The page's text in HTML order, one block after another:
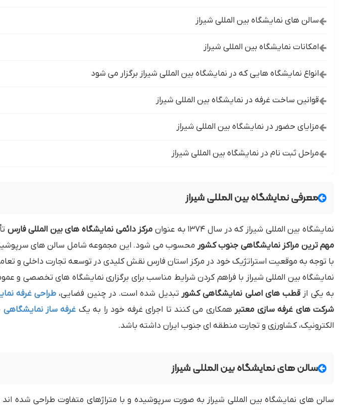
سالن های نمایشگاه بین المللی شیراز
امکانات نمایشگاه بین المللی شیراز
انواع نمایشگاه هایی که در نمایشگاه بین المللی شیراز برگزار می شود
قوانین ساخت غرفه در نمایشگاه بین المللی شیراز
مزایای حضور در نمایشگاه بین المللی شیراز
مراحل ثبت نام در نمایشگاه بین المللی شیراز
معرفی نمایشگاه بین المللی شیراز
نمایشگاه بین المللی شیراز که در سال ۱۳۷۴ به عنوان مرکز دائمی نمایشگاه های بین المللی فارس
مهم ترین مراکز نمایشگاهی جنوب کشور محسوب می شود. این مجموعه شامل سالن های سرپوشیده،
با توجه به موقعیت استراتژیک خود در مرکز استان فارس نقش کلیدی در توسعه تجارت داخلی و
نمایشگاه بین المللی شیراز با فراهم کردن شرایط مناسب برای برگزاری نمایشگاه های تخصصی و
به یکی از قطب های اصلی نمایشگاهی کشورتبدیل شده است. در چنین فضایی، طراحی غرفه
شرکت های غرفه سازی معتبر همکاری می کنند تا اجرای غرفه خود را به یک غرفه ساز نمایشگاهی
الکترونیک، کشاورزی و تجارت منطقه ای جنوب ایران داشته باشد.
سالن های نمایشگاه بین المللی شیراز
سالن های نمایشگاه بین المللی شیراز به صورت سرپوشیده و با متراژهای متفاوت طراحی شده